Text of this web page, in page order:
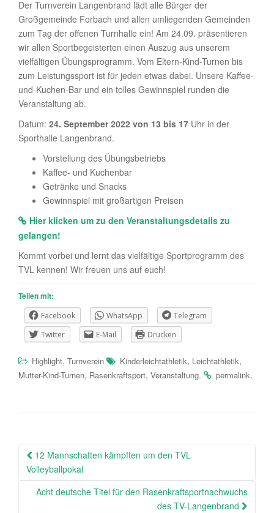
Der Turnverein Langenbrand lädt alle Bürger der
Großgemeinde Forbach und allen umliegenden Gemeinden
zum Tag der offenen Turnhalle ein! Am 24.09. präsentieren
wir allen Sportbegeisterten einen Auszug aus unserem
vielfältigen Übungsprogramm. Vom Eltern-Kind-Turnen bis
zum Leistungssport ist für jeden etwas dabei. Unsere Kaffee-
und-Kuchen-Bar und ein tolles Gewinnspiel runden die
Veranstaltung ab.
Datum: 24. September 2022 von 13 bis 17 Uhr in der
Sporthalle Langenbrand.
Vorstellung des Übungsbetriebs
Kaffee- und Kuchenbar
Getränke und Snacks
Gewinnspiel mit großartigen Preisen
Hier klicken um zu den Veranstaltungsdetails zu
gelangen!
Kommt vorbei und lernt das vielfältige Sportprogramm des
TVL kennen! Wir freuen uns auf euch!
Teilen mit:
Facebook WhatsApp
Telegram
Twitter
E-Mail Drucken
Highlight, Turnverein Kinderleichtathletik, Leichtathletik,
Mutter-Kind-Turnen, Rasenkraftsport, Veranstaltung. permalink.
Beitragsnavigation
12 Mannschaften kämpften um den TVL
Volleyballpokal
Acht deutsche Titel für den Rasenkraftsportnachwuchs
des TV-Langenbrand